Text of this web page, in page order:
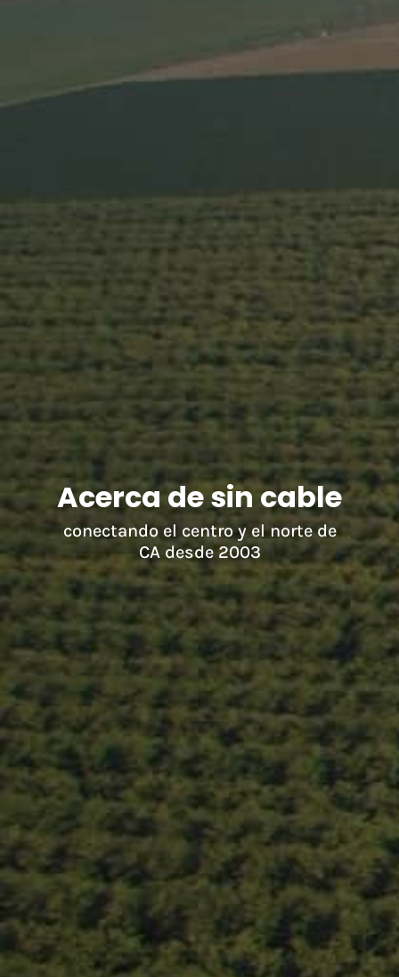
Acerca de sin cable
conectando el centro y el norte de
CA desde 2003